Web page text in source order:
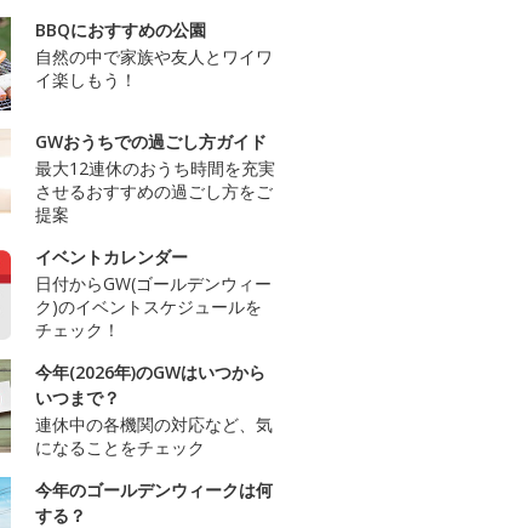
BBQにおすすめの公園
自然の中で家族や友人とワイワ
イ楽しもう！
GWおうちでの過ごし方ガイド
最大12連休のおうち時間を充実
させるおすすめの過ごし方をご
提案
イベントカレンダー
日付からGW(ゴールデンウィー
ク)のイベントスケジュールを
チェック！
今年(2026年)のGWはいつから
いつまで？
連休中の各機関の対応など、気
になることをチェック
今年のゴールデンウィークは何
する？